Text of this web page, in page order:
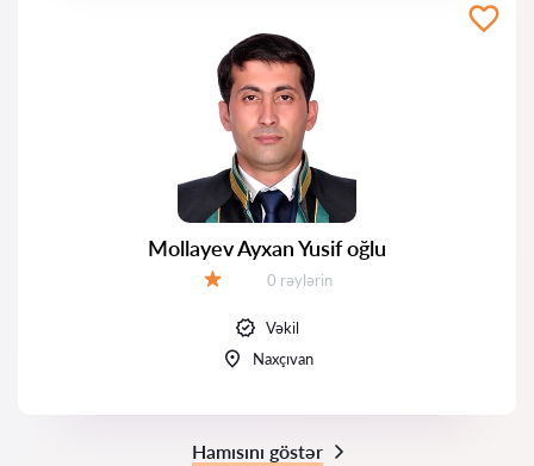
Mollayev Ayxan Yusif oğlu
Rəylər:
0 rəylərin
Vəkil
Naxçıvan
Hamısını göstər